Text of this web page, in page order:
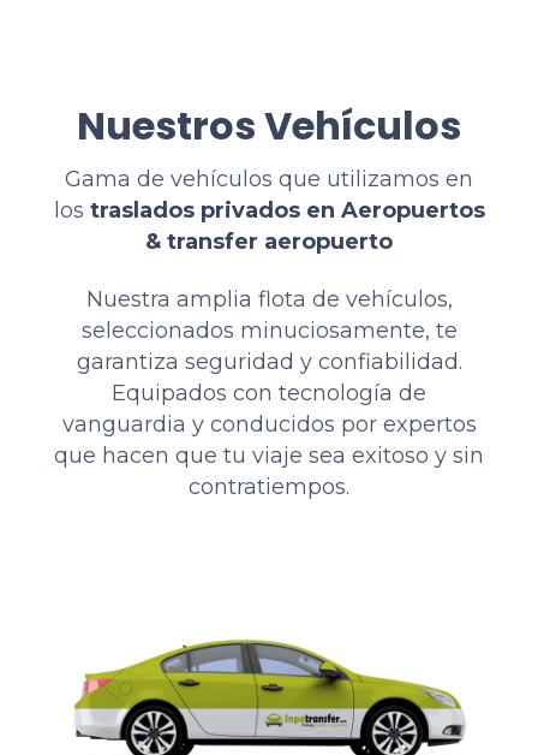
Nuestros Vehículos
Gama de vehículos que utilizamos en
los traslados privados en Aeropuertos
& transfer aeropuerto
Nuestra amplia flota de vehículos,
seleccionados minuciosamente, te
garantiza seguridad y confiabilidad.
Equipados con tecnología de
vanguardia y conducidos por expertos
que hacen que tu viaje sea exitoso y sin
contratiempos.